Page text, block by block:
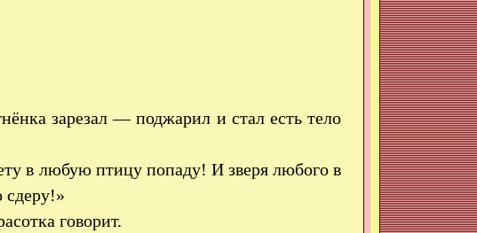
зарезал — поджарил и стал есть тело
в любую птицу попаду! И зверя любого в
сдеру!»
говорит.